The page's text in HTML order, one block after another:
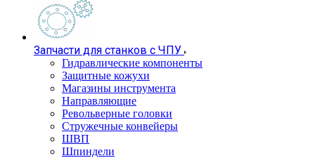
Запчасти для станков с ЧПУ
Гидравлические компоненты
Защитные кожухи
Магазины инструмента
Направляющие
Револьверные головки
Стружечные конвейеры
ШВП
Шпиндели